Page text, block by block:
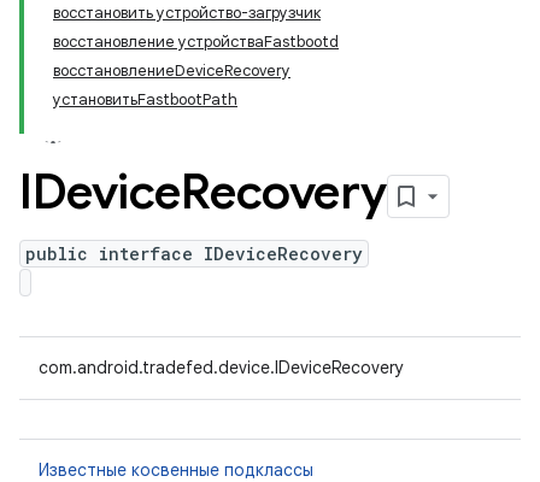
восстановить устройство-загрузчик
восстановление устройстваFastbootd
восстановлениеDeviceRecovery
установитьFastbootPath
IDeviceRecovery
public interface IDeviceRecovery
com.android.tradefed.device.IDeviceRecovery
Известные косвенные подклассы